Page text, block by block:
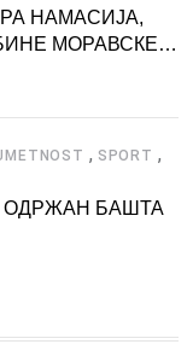
НАМАСИЈА,
МОРАВСКЕ
, SPORT ,
ОДРЖАН БАШТА